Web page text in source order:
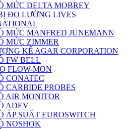
MỨC DELTA MOBREY
ĐO LƯỜNG LIVES
MỨC MANFRED JUNEMANN
MỨC ZIMMER
KẾ AGAR CORPORATION
FW BELL
FLOW-MON
CONATEC
CARBIDE PROBES
AIR MONITOR
ADEV
ÁP SUẤT EUROSWITCH
NOSHOK